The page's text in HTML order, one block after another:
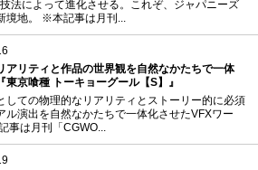
法によって進化させる。これぞ、ジャパニーズ
境地。 ※本記事は月刊...
アリティと作品の世界観を自然なかたちで一体
東京喰種 トーキョーグール【S】』
しての物理的なリアリティとストーリー的に必須
ル演出を自然なかたちで一体化させたVFXワー
事は月刊「CGWO...